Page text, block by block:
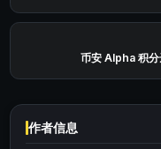
币安 Alpha 积分
作者信息